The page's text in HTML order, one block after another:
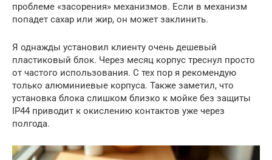
проблеме «засорения» механизмов. Если в механизм
попадет сахар или жир, он может заклинить.
Я однажды установил клиенту очень дешевый
пластиковый блок. Через месяц корпус треснул просто
от частого использования. С тех пор я рекомендую
только алюминиевые корпуса. Также заметил, что
установка блока слишком близко к мойке без защиты
IP44 приводит к окислению контактов уже через
полгода.